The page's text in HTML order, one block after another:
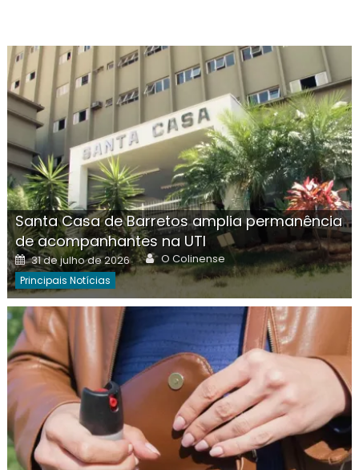
Santa Casa de Barretos amplia permanência
de acompanhantes na UTI
Posted
on
31 de julho de 2026 Author
O Colinense
Principais Notícias